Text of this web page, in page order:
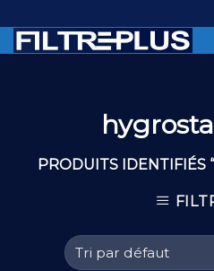
to
content
PRODUITS IDENTIFIÉS